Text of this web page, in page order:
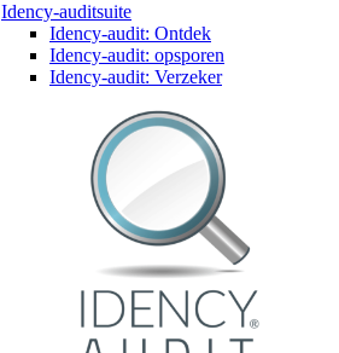
Idency-auditsuite
Idency-audit: Ontdek
Idency-audit: opsporen
Idency-audit: Verzeker